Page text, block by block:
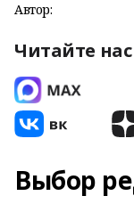
Автор:
Читайте нас
Выбор